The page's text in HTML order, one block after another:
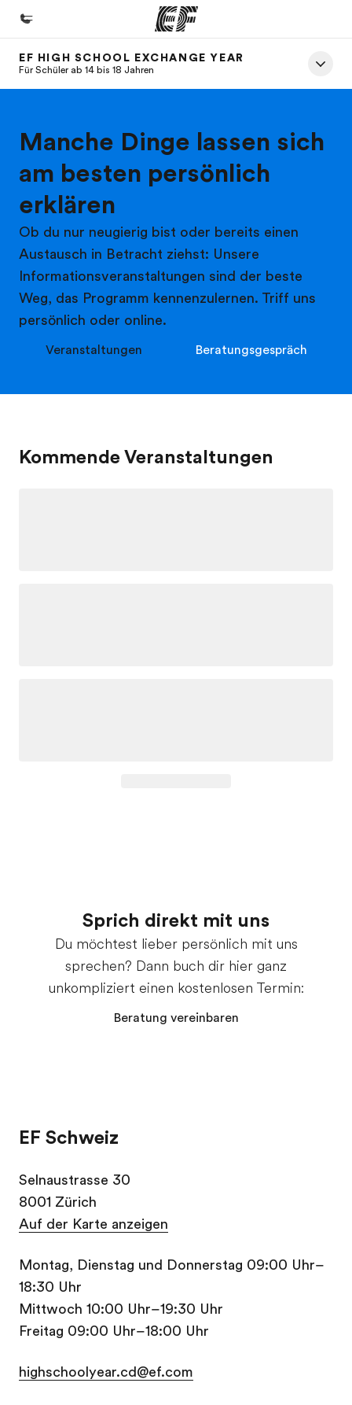
Home
Programme
Büros in der Nähe
Über uns
Wer wir sind
Karriere
Teil des Teams werden
EF HIGH SCHOOL EXCHANGE YEAR
Für Schüler ab 14 bis 18 Jahren
Manche Dinge lassen sich
am besten persönlich
erklären
Ob du nur neugierig bist oder bereits einen
Austausch in Betracht ziehst: Unsere
Informationsveranstaltungen sind der beste
Weg, das Programm kennenzulernen. Triff uns
persönlich oder online.
Veranstaltungen Beratungsgespräch
Kommende Veranstaltungen
Sprich direkt mit uns
Du möchtest lieber persönlich mit uns
sprechen? Dann buch dir hier ganz
unkompliziert einen kostenlosen Termin:
Beratung vereinbaren
EF Schweiz
Selnaustrasse 30
8001 Zürich
Auf der Karte anzeigen
Montag, Dienstag und Donnerstag 09:00 Uhr–
18:30 Uhr
Mittwoch 10:00 Uhr–19:30 Uhr
Freitag 09:00 Uhr–18:00 Uhr
highschoolyear.cd@ef.com